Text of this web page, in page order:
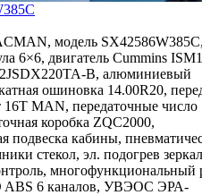
модель
6×6, двигатель Cummins
B, алюминиевый
ошиновка 14.00R20,
MAN, передаточные число
коробка ZQC2000,
подвеска кабины,
стекол, эл. подогрев
многофункциональный
ABS 6 каналов, УВЭОС ЭРА-